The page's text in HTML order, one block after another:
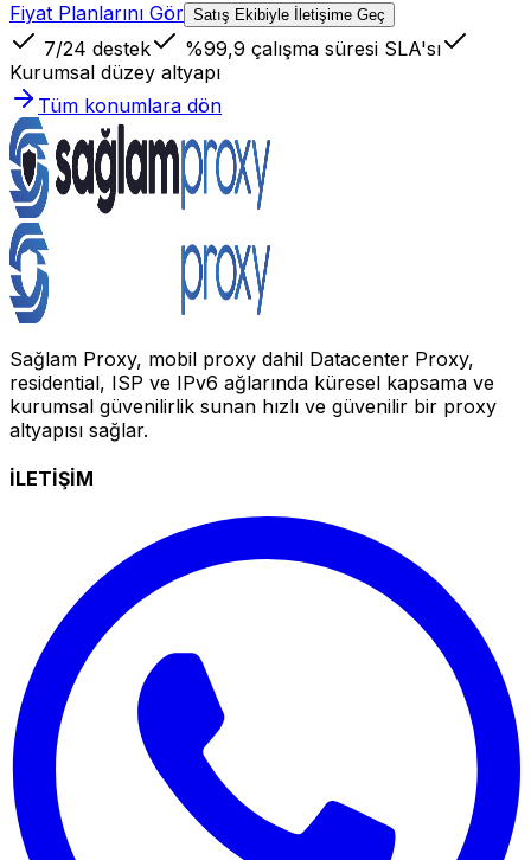
Fiyat Planlarını Gör Satış Ekibiyle İletişime Geç
7/24 destek
%99,9 çalışma süresi SLA'sı
Kurumsal düzey altyapı
Tüm konumlara dön
Sağlam Proxy, mobil proxy dahil Datacenter Proxy,
residential, ISP ve IPv6 ağlarında küresel kapsama ve
kurumsal güvenilirlik sunan hızlı ve güvenilir bir proxy
altyapısı sağlar.
İLETİŞİM